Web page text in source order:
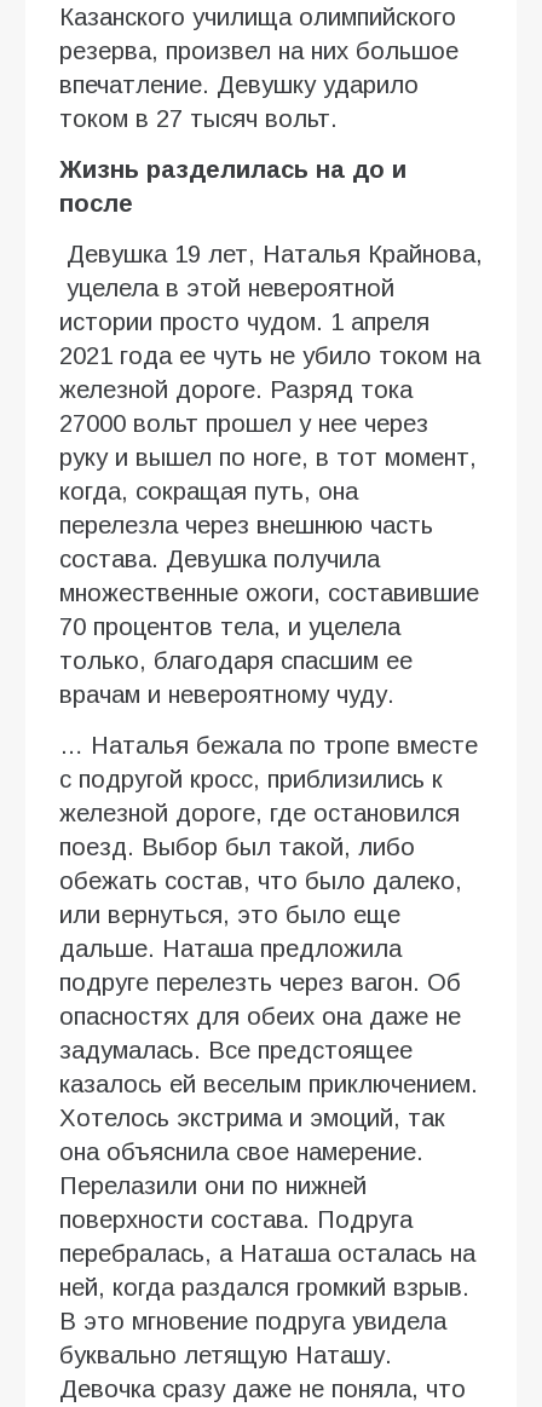
Казанского училища олимпийского
резерва, произвел на них большое
впечатление. Девушку ударило
током в 27 тысяч вольт.
Жизнь разделилась на до и
после
Девушка 19 лет, Наталья Крайнова,
уцелела в этой невероятной
истории просто чудом. 1 апреля
2021 года ее чуть не убило током на
железной дороге. Разряд тока
27000 вольт прошел у нее через
руку и вышел по ноге, в тот момент,
когда, сокращая путь, она
перелезла через внешнюю часть
состава. Девушка получила
множественные ожоги, составившие
70 процентов тела, и уцелела
только, благодаря спасшим ее
врачам и невероятному чуду.
… Наталья бежала по тропе вместе
с подругой кросс, приблизились к
железной дороге, где остановился
поезд. Выбор был такой, либо
обежать состав, что было далеко,
или вернуться, это было еще
дальше. Наташа предложила
подруге перелезть через вагон. Об
опасностях для обеих она даже не
задумалась. Все предстоящее
казалось ей веселым приключением.
Хотелось экстрима и эмоций, так
она объяснила свое намерение.
Перелазили они по нижней
поверхности состава. Подруга
перебралась, а Наташа осталась на
ней, когда раздался громкий взрыв.
В это мгновение подруга увидела
буквально летящую Наташу.
Девочка сразу даже не поняла, что